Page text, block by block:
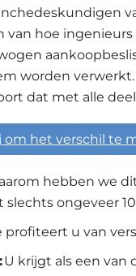
hoe ingenieurs
worden
dat met alle
om het verschil te
hebben we
ongeveer
u van
U krijgt als een van